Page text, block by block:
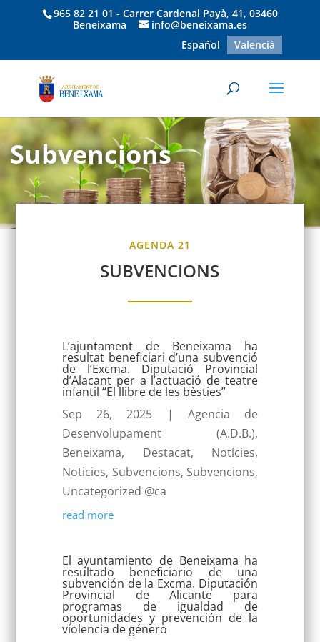
965 82 21 01 - Carrer Cardenal Payà, 41, 03460
Beneixama
info@beneixama.es
Español
Valencià
Subvencions
AGENDA 21
SUBVENCIONS
L’ajuntament de Beneixama ha
resultat beneficiari d’una subvenció
de l’Excma. Diputació Provincial
d’Alacant per a l’actuació de teatre
infantil “El llibre de les bèsties”
Sep 26, 2025 | Agencia de
Desenvolupament (A.D.B.),
Beneixama, Destacat, Notícies,
Noticies, Subvencions, Subvencions,
Uncategorized @ca
read more
El ayuntamiento de Beneixama ha
resultado beneficiario de una
subvención de la Excma. Diputación
Provincial de Alicante para
programas de igualdad de
oportunidades y prevención de la
violencia de género